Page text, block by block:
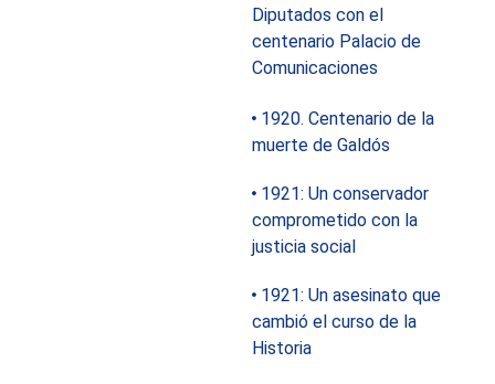
Diputados con el
centenario Palacio de
Comunicaciones
1920. Centenario de la
muerte de Galdós
1921: Un conservador
comprometido con la
justicia social
1921: Un asesinato que
cambió el curso de la
Historia